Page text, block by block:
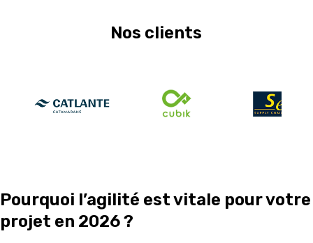
Nos clients
Pourquoi l’agilité est vitale pour votre
projet en 2026 ?